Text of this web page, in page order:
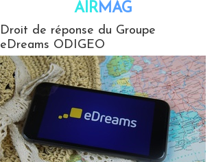
AIRMAG
Droit de réponse du Groupe
eDreams ODIGEO